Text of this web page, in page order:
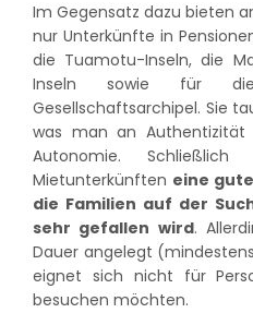
Im Gegensatz dazu bieten
nur Unterkünfte in
die Tuamotu-Inseln, die
Inseln sowie für
Gesellschaftsarchipel. Sie
was man an
Autonomie.
Mietunterkünften eine
die Familien auf der
sehr gefallen wird.
Dauer angelegt
eignet sich nicht für
besuchen möchten.